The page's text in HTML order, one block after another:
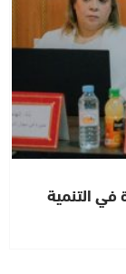
في التنمية